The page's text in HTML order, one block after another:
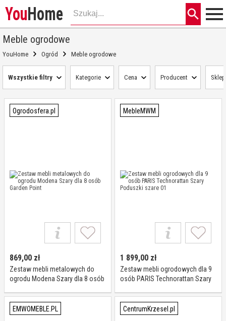
YouHome
Meble ogrodowe
YouHome Ogród Meble ogrodowe
Wszystkie filtry Kategorie Cena Producent Sklep
Ogrodosfera.pl
869,00 zł
Zestaw mebli metalowych do
ogrodu Modena Szary dla 8 osób
MebleMWM
1 899,00 zł
Zestaw mebli ogrodowych dla 9
osób PARIS Technorattan Szary
EMWOMEBLE.PL CentrumKrzesel.pl